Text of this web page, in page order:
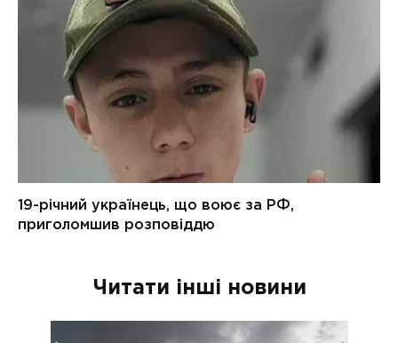
Читати інші новини